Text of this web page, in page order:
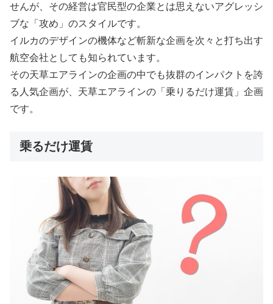
せんが、その経営は官民型の企業とは思えないアグレッシ
ブな「攻め」のスタイルです。
イルカのデザインの機体など斬新な企画を次々と打ち出す
航空会社としても知られています。
その天草エアラインの企画の中でも抜群のインパクトを誇
る人気企画が、天草エアラインの「乗りるだけ運賃」企画
です。
乗るだけ運賃